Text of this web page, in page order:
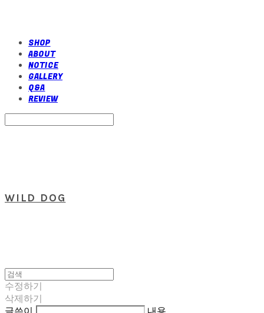
SHOP
ABOUT
NOTICE
GALLERY
Q&A
REVIEW
WILD DOG
수정하기
삭제하기